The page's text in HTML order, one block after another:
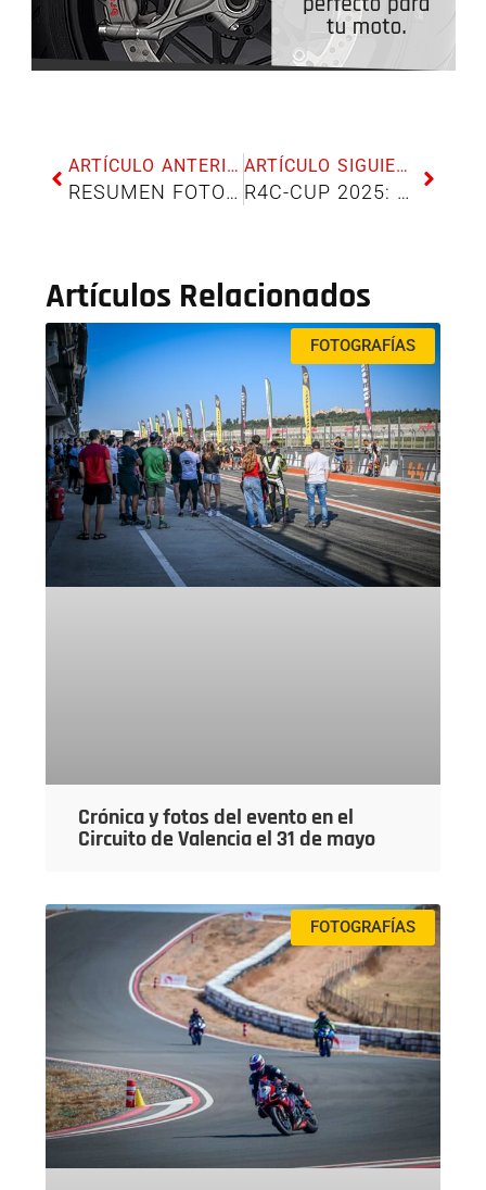
ARTÍCULO ANTERIOR
RESUMEN FOTOGRÁFICO CIRCUITO DE JEREZ – DICIEMBRE 2024
ARTÍCULO SIGUIENTE
R4C-CUP 2025: VIVE LA PASIÓN SOBRE DOS RUEDAS
Artículos Relacionados
FOTOGRAFÍAS
Crónica y fotos del evento en el
Circuito de Valencia el 31 de mayo
FOTOGRAFÍAS